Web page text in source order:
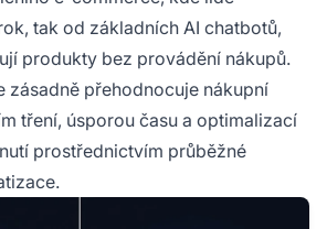
tak od základních AI chatbotů,
produkty bez provádění nákupů.
zásadně přehodnocuje nákupní
tření, úsporou času a optimalizací
prostřednictvím průběžné